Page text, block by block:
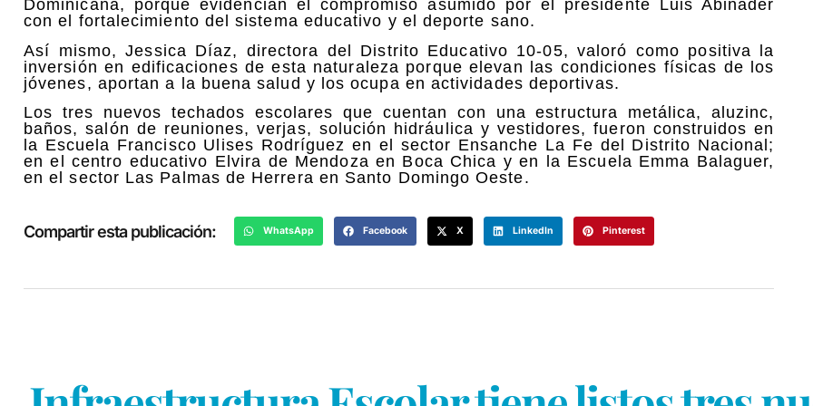
Dominicana, porque evidencian el compromiso asumido por el presidente Luis Abinader
con el fortalecimiento del sistema educativo y el deporte sano.
Así mismo, Jessica Díaz, directora del Distrito Educativo 10-05, valoró como positiva la
inversión en edificaciones de esta naturaleza porque elevan las condiciones físicas de los
jóvenes, aportan a la buena salud y los ocupa en actividades deportivas.
Los tres nuevos techados escolares que cuentan con una estructura metálica, aluzinc,
baños, salón de reuniones, verjas, solución hidráulica y vestidores, fueron construidos en
la Escuela Francisco Ulises Rodríguez en el sector Ensanche La Fe del Distrito Nacional;
en el centro educativo Elvira de Mendoza en Boca Chica y en la Escuela Emma Balaguer,
en el sector Las Palmas de Herrera en Santo Domingo Oeste.
Compartir esta publicación: WhatsApp Facebook X LinkedIn Pinterest